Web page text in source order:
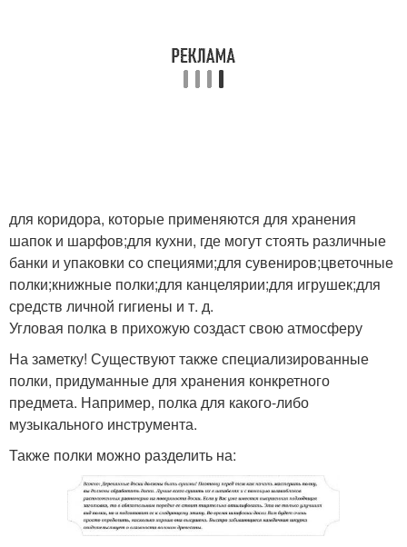
для коридора, которые применяются для хранения
шапок и шарфов;для кухни, где могут стоять различные
банки и упаковки со специями;для сувениров;цветочные
полки;книжные полки;для канцелярии;для игрушек;для
средств личной гигиены и т. д.
Угловая полка в прихожую создаст свою атмосферу
На заметку! Существуют также специализированные
полки, придуманные для хранения конкретного
предмета. Например, полка для какого-либо
музыкального инструмента.
Также полки можно разделить на: